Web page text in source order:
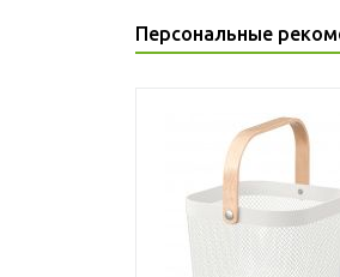
Персональные